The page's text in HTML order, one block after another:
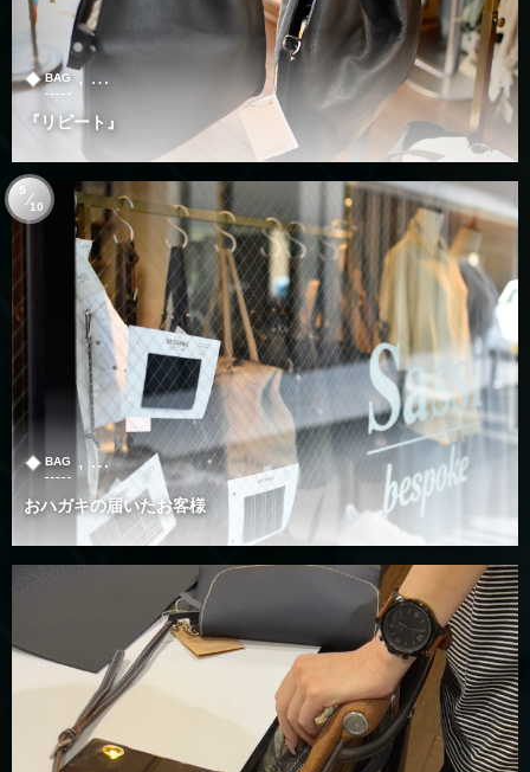
BAG , …
『リピート』
BAG , …
おハガキの届いたお客様
5
10